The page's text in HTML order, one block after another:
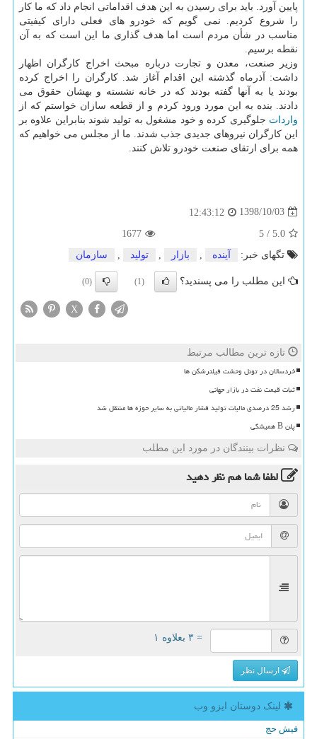
پایین آورد. باید برای رسیدن به این هدف اقداماتی انجام داد كه ما كار
را شروع كردیم. نمی گویم كه خودرو های فعلی دارای كیفیتی
مناسب در شأن مردم است اما هدف گذاری ما این است كه به آن
نقطه برسیم.
وزیر صنعت، معدن و تجارت درباره مبحث اخراج كارگران اظهار
داشت: آذرماه گذشته این اقدام آغاز شد. كارگران را اخراج كرده
بودند یا به آنها گفته بودند كه در خانه نشسته و بهشان حقوق می
دادند. بنده به این مورد ورود كردم و از قطعه سازان خواستم كه از
واردات جلوگیری كرده و خود مشغول به تولید شوند بنابراین علاوه بر
این كارگران نیروهای جدیدی جذب شدند. ما از مجلس می خواهیم كه
همه برای ارتقای صنعت خودرو تلاش كنند.
1398/10/03
12:43:12
5.0
/
5
1677
تگهای خبر:
آینده بازار تولید سازمان
این مطلب را می پسندید؟ (1)
(0)
X
تازه ترین مطالب مرتبط
خردسالان در تونل وحشت فیلترشکن ها
ثبات قیمت نفت در بازار جهانی
رشد 25 درصدی مالیات تولید فشار مالیاتی به سایر حوزه ها منتقل شد
پلن B همیشگی
نظرات بینندگان در مورد این مطلب
لطفا شما همنظر دهید
= ۳ بعلاوه ۱
ارسال نظر
لینک دوستان ایزو وب
فیش حج